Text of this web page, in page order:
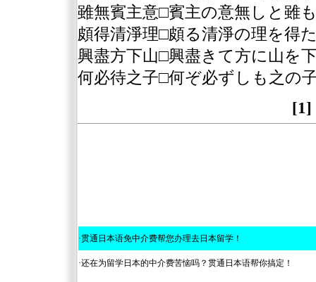
雖無賓主意□賓主の意無しと雖
頗得清淨理□頗る清淨の理を得
興盡方下山□興盡きて方に山を
何必待之子□何ぞ必ずしも之の
[1]
·贯通日本语免中介费帮您办理去日本留学！
·还在为留学日本的中介费苦恼吗？贯通日本语帮你搞定！